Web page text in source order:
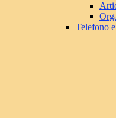
Telefono